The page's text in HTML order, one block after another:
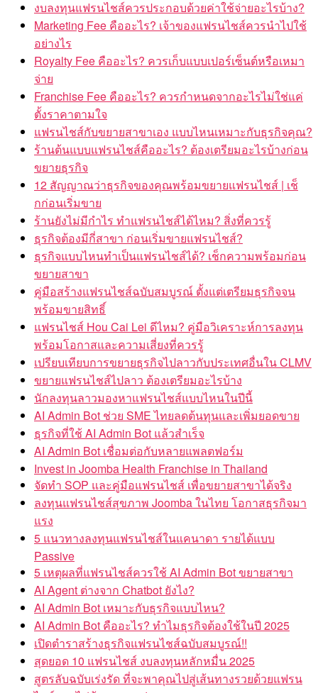
งบลงทุนแฟรนไชส์ควรประกอบด้วยค่าใช้จ่ายอะไรบ้าง?
Marketing Fee คืออะไร? เจ้าของแฟรนไชส์ควรนำไปใช้
อย่างไร
Royalty Fee คืออะไร? ควรเก็บแบบเปอร์เซ็นต์หรือเหมา
จ่าย
Franchise Fee คืออะไร? ควรกำหนดจากอะไรไม่ใช่แค่
ตั้งราคาตามใจ
แฟรนไชส์กับขยายสาขาเอง แบบไหนเหมาะกับธุรกิจคุณ?
ร้านต้นแบบแฟรนไชส์คืออะไร? ต้องเตรียมอะไรบ้างก่อน
ขยายธุรกิจ
12 สัญญาณว่าธุรกิจของคุณพร้อมขยายแฟรนไชส์ | เช็
กก่อนเริ่มขาย
ร้านยังไม่มีกำไร ทำแฟรนไชส์ได้ไหม? สิ่งที่ควรรู้
ธุรกิจต้องมีกี่สาขา ก่อนเริ่มขายแฟรนไชส์?
ธุรกิจแบบไหนทำเป็นแฟรนไชส์ได้? เช็กความพร้อมก่อน
ขยายสาขา
คู่มือสร้างแฟรนไชส์ฉบับสมบูรณ์ ตั้งแต่เตรียมธุรกิจจน
พร้อมขายสิทธิ์
แฟรนไชส์ Hou Cai Lei ดีไหม? คู่มือวิเคราะห์การลงทุน
พร้อมโอกาสและความเสี่ยงที่ควรรู้
เปรียบเทียบการขยายธุรกิจไปลาวกับประเทศอื่นใน CLMV
ขยายแฟรนไชส์ไปลาว ต้องเตรียมอะไรบ้าง
นักลงทุนลาวมองหาแฟรนไชส์แบบไหนในปีนี้
AI Admin Bot ช่วย SME ไทยลดต้นทุนและเพิ่มยอดขาย
ธุรกิจที่ใช้ AI Admin Bot แล้วสำเร็จ
AI Admin Bot เชื่อมต่อกับหลายแพลตฟอร์ม
Invest in Joomba Health Franchise in Thailand
จัดทำ SOP และคู่มือแฟรนไชส์ เพื่อขยายสาขาได้จริง
ลงทุนแฟรนไชส์สุขภาพ Joomba ในไทย โอกาสธุรกิจมา
แรง
5 แนวทางลงทุนแฟรนไชส์ในแคนาดา รายได้แบบ
Passive
5 เหตุผลที่แฟรนไชส์ควรใช้ AI Admin Bot ขยายสาขา
AI Agent ต่างจาก Chatbot ยังไง?
AI Admin Bot เหมาะกับธุรกิจแบบไหน?
AI Admin Bot คืออะไร? ทำไมธุรกิจต้องใช้ในปี 2025
เปิดตำราสร้างธุรกิจแฟรนไชส์ฉบับสมบูรณ์!!
สุดยอด 10 แฟรนไชส์ งบลงทุนหลักหมื่น 2025
สูตรลับฉบับเร่งรัด ที่จะพาคุณไปสู่เส้นทางรวยด้วยแฟรน